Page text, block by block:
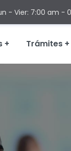
- Vier: 7:00 am -
Trámites